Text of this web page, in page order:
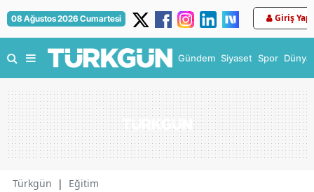
08 Ağustos 2026 Cumartesi Giriş Yap
Gündem Siyaset Spor Dünya
Türkgün | Eğitim